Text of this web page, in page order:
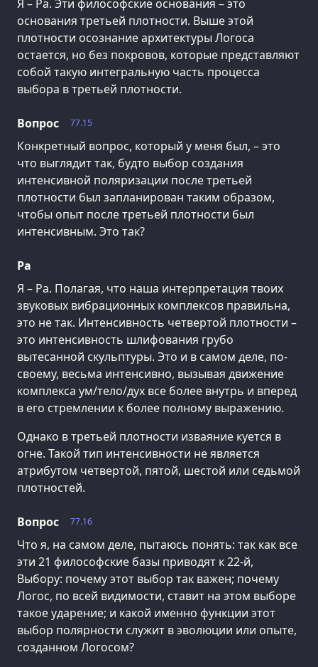
Я – Ра. Эти философские основания – это
основания третьей плотности. Выше этой
плотности осознание архитектуры Логоса
остается, но без покровов, которые представляют
собой такую интегральную часть процесса
выбора в третьей плотности.
77.15
Вопрос
Конкретный вопрос, который у меня был, – это
что выглядит так, будто выбор создания
интенсивной поляризации после третьей
плотности был запланирован таким образом,
чтобы опыт после третьей плотности был
интенсивным. Это так?
Ра
Я – Ра. Полагая, что наша интерпретация твоих
звуковых вибрационных комплексов правильна,
это не так. Интенсивность четвертой плотности –
это интенсивность шлифования грубо
вытесанной скульптуры. Это и в самом деле, по-
своему, весьма интенсивно, вызывая движение
комплекса ум/тело/дух все более внутрь и вперед
в его стремлении к более полному выражению.
Однако в третьей плотности изваяние куется в
огне. Такой тип интенсивности не является
атрибутом четвертой, пятой, шестой или седьмой
плотностей.
77.16
Вопрос
Что я, на самом деле, пытаюсь понять: так как все
эти 21 философские базы приводят к 22-й,
Выбору: почему этот выбор так важен; почему
Логос, по всей видимости, ставит на этом выборе
такое ударение; и какой именно функции этот
выбор полярности служит в эволюции или опыте,
созданном Логосом?